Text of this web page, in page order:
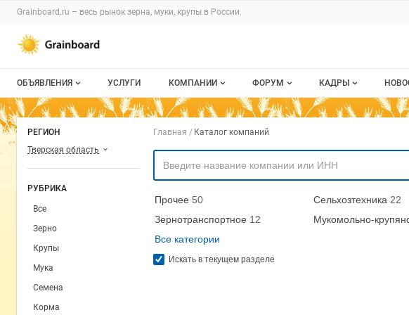
Раздел навигации по сайту grainboard.ru
Grainboard.ru – весь рынок зерна, муки, крупы в России.
Авторизация и меню пользователя
Навигация по разделам сайта grainboard.ru
ОБЪЯВЛЕНИЯ
Все объявления
Мои объявления
УСЛУГИ КОМПАНИИ
О каталоге компаний
Моя компания
Платное размещение
ФОРУМ
Все темы
КАДРЫ
Все вакансии
РЕГИОН
Тверская область
РУБРИКА
Все
Зерно
Крупы
Мука
Семена
Корма
Навигация по компаниям
Главная Каталог компаний
Прочее 50 Сельхозтехника 22
Зернотранспортное 12 Мукомольно-
Все категории
Искать в текущем разделе